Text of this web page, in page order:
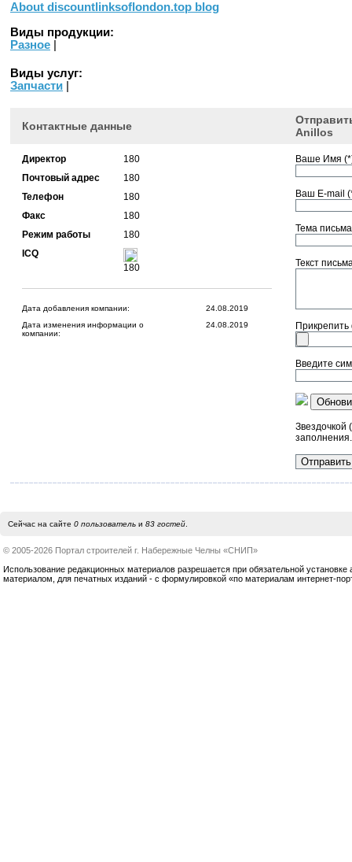
About discountlinksoflondon.top blog
Виды продукции:
Разное
Виды услуг:
Запчасти
Контактные данные
Anillos
Директор
180
Почтовый адрес
180
Телефон
180
Факс
180
Режим работы
180
ICQ
180
Дата добавления компании:
24.08.2019
Дата изменения информации о
компании:
24.08.2019
Ваше Имя
Ваш E-mail
Тема
Текст
Введите
Звездочкой
заполнения.
Сейчас на сайте 0 пользовательи 83 гостей.
© 2005-2026 Портал строителей г. Набережные Челны «СНИП»
Использование редакционных материалов разрешается при обязательной установке
материалом, для печатных изданий - с формулировкой «по материалам интернет-